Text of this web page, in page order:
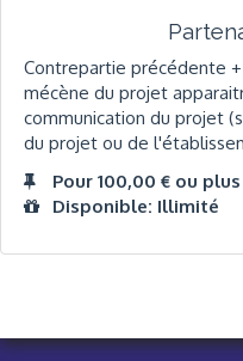
Contrepartie précédente
mécène du projet
communication du projet
du projet ou de
Pour 100,00 € ou plus
Disponible: Illimité